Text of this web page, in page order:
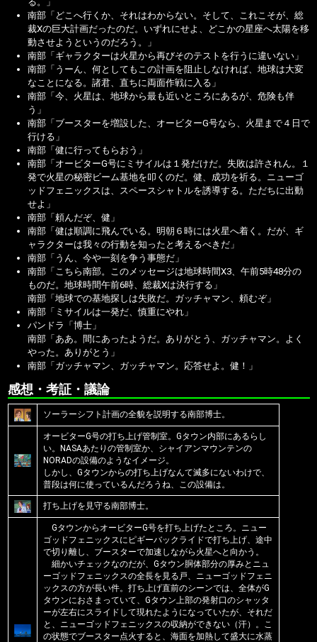
南部「どこへ行くか、それはわからない。そして、これこそが、総
裁Xの巨大計画だったのだ。いずれにせよ、どこかの星座へ太陽を移
動させようというのだろう。」
南部「ギャラクターは火星から再びそのテストを行うに違いない」
南部「うーん、何としてもこの計画を阻止しなければ、地球は大変
なことになる。諸君、直ちに両面作戦に入る」
南部「今、火星は、地球から最も近いところにあるが、危険も伴
う」
南部「ブースターを増設した、オービターG号なら、火星まで４日で
行ける」
南部「健に行ってもらおう」
南部「オービターG号にミサイルは１発だけだ。失敗は許されん。１
発で火星の秘密ビーム基地を叩くのだ。健、成功を祈る。ニューゴ
ッドフェニックスは、スペースシャトルを誘導する。ただちに出動
せよ」
南部「頼んだぞ、健」
南部「健は順調に飛んでいる。明朝６時には火星へ着く。だが、ギ
ャラクターは我々の行動を知ったと考えるべきだ」
南部「うん、今や一刻を争う事態だ」
南部「こちら南部。このメッセージは地球時間X3、午前5時48分の
ものだ。地球時間午前6時、総裁Xは決行する」
南部「地球での基地探しは失敗だ。ガッチャマン、頼むぞ」
南部「ミサイルは一発だ、慎重にやれ」
パンドラ「博士」
南部「ああ。間にあったようだ。ありがとう、ガッチャマン。よく
やった。ありがとう」
南部「ガッチャマン、ガッチャマン。応答せよ。健！」
感想・考証・議論
ソーラーシフト計画の全貌を説明する南部博士。
オービターG号の打ち上げ管制室。Gタウン内部にあるらし
い。NASAあたりの管制室か、シャイアンマウンテンの
NORADの設備のようなイメージ。
しかし、Gタウンからの打ち上げなんて滅多にないわけで、
普段は何に使っているんだろうね、この設備は。
打ち上げを見守る南部博士。
GタウンからオービターG号を打ち上げたところ。ニュー
ゴッドフェニックスにピギーバックライドで打ち上げ、途中
で切り離し、ブースターで加速しながら火星へと向かう。
細かいチェックなのだが、Gタウン胴体部分の厚みとニュ
ーゴッドフェニックスの全長を見る戸、ニューゴッドフェニ
ックスの方が長い件。打ち上げ直前のシーンでは、全体がG
タウンにおさまっていて、Gタウン上部の発射口のシャッタ
ーが左右にスライドして現れたようになっていたが、それだ
と、ニューゴッドフェニックスの収納ができない（汗）。こ
の状態でブースター点火すると、海面を加熱して盛大に水蒸